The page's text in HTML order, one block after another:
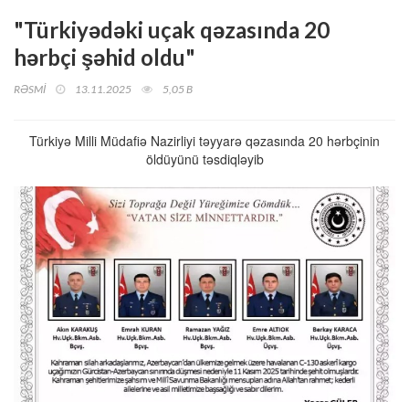
"Türkiyədəki uçak qəzasında 20
hərbçi şəhid oldu"
RƏSMİ 13.11.2025 5,05 B
Türkiyə Milli Müdafiə Nazirliyi təyyarə qəzasında 20 hərbçinin
öldüyünü təsdiqləyib